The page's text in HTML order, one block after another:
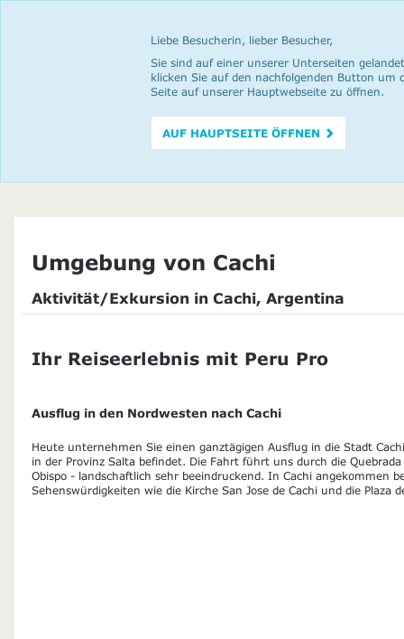
Liebe Besucherin, lieber Besucher,
Sie sind auf einer unserer Unterseiten
klicken Sie auf den nachfolgenden Button um
Seite auf unserer Hauptwebseite zu öffnen.
AUF HAUPTSEITE ÖFFNEN
Umgebung von Cachi
Aktivität/Exkursion in Cachi, Argentina
Ihr Reiseerlebnis mit Peru Pro
Ausflug in den Nordwesten nach Cachi
Heute unternehmen Sie einen ganztägigen Ausflug in die Stadt
in der Provinz Salta befindet. Die Fahrt führt uns durch die Quebrada
Obispo - landschaftlich sehr beeindruckend. In Cachi angekommen
Sehenswürdigkeiten wie die Kirche San Jose de Cachi und die Plaza